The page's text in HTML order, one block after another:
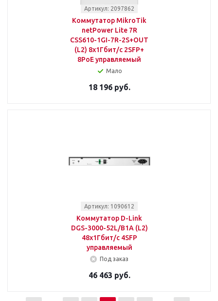
Артикул: 2097862
Коммутатор MikroTik
netPower Lite 7R
CSS610-1GI-7R-2S+OUT
(L2) 8x1Гбит/с 2SFP+
8PoE управляемый
Мало
18 196 руб.
Артикул: 1090612
Коммутатор D-Link
DGS-3000-52L/B1A (L2)
48x1Гбит/с 4SFP
управляемый
Под заказ
46 463 руб.